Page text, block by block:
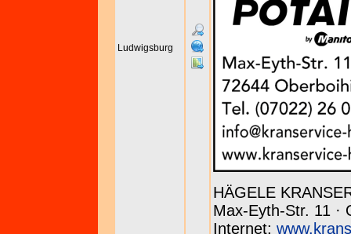
Ludwigsburg
HÄGELE
Max-Eyth-Str. 11 ·
Internet: